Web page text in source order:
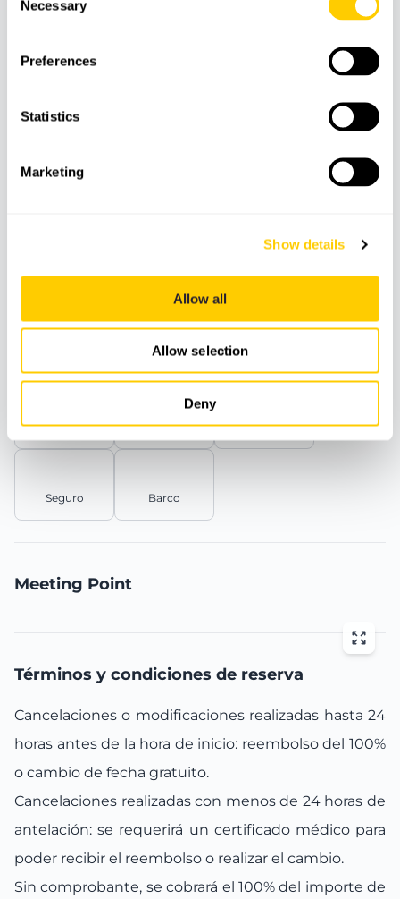
Selection
Necessary
Preferences
Statistics
Marketing
Show details
Allow all
Allow selection
Deny
Experiencia de snorkel
DJ en directo
Bebidas y extras adicionales (disponibles en el
menú a bordo)
Comida Bote auxiliar
Seguro Barco
Meeting Point
Términos y condiciones de reserva
Cancelaciones o modificaciones realizadas hasta 24
horas antes de la hora de inicio: reembolso del 100%
o cambio de fecha gratuito.
Cancelaciones realizadas con menos de 24 horas de
antelación: se requerirá un certificado médico para
poder recibir el reembolso o realizar el cambio.
Sin comprobante, se cobrará el 100% del importe de